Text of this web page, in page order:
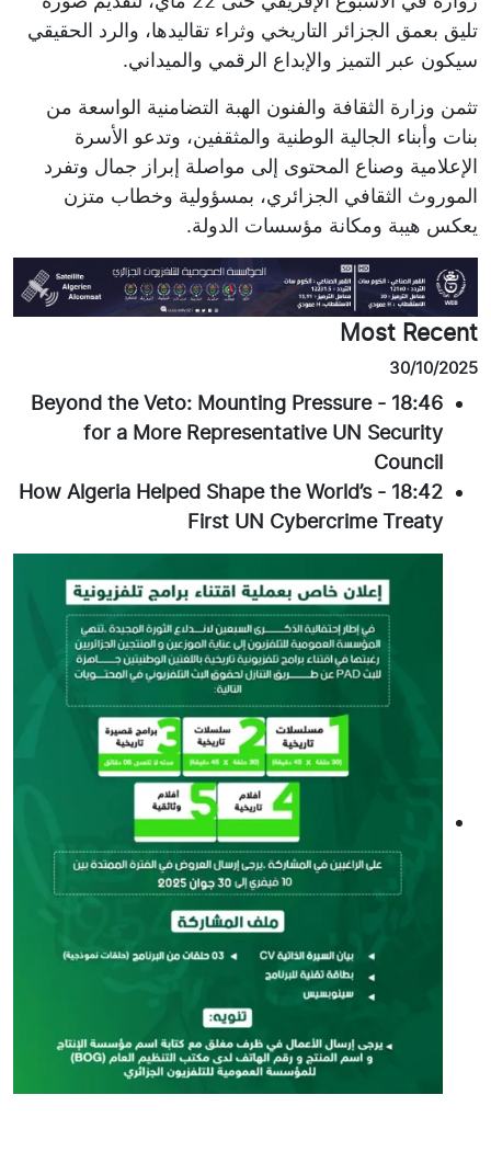
تليق بعمق الجزائر التاريخي وثراء تقاليدها، والرد الحقيقي
سيكون عبر التميز والإبداع الرقمي والميداني.
تثمن وزارة الثقافة والفنون الهبة التضامنية الواسعة من
بنات وأبناء الجالية الوطنية والمثقفين، وتدعو الأسرة
الإعلامية وصناع المحتوى إلى مواصلة إبراز جمال وتفرد
الموروث الثقافي الجزائري، بمسؤولية وخطاب متزن
يعكس هيبة ومكانة مؤسسات الدولة.
Most Recent
30/10/2025
18:46
-
Beyond the Veto: Mounting Pressure
for a More Representative UN Security
Council
18:42
-
How Algeria Helped Shape the World’s
First UN Cybercrime Treaty